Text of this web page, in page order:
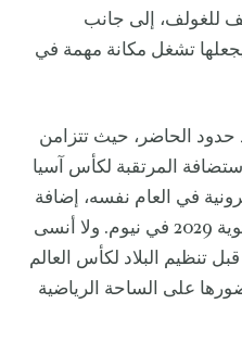
1 وبطولة ليف للغولف، إلى جانب
تشغل مكانة مهمة في
الحاضر، حيث تتزامن
المرتقبة لكأس آسيا
في العام نفسه، إضافة
إلى دورة الألعاب الآسيوية الشتوية 2029 في نيوم. ولا أنسى
تنظيم البلاد لكأس العالم
سيعزز حضورها على الساحة الرياضية